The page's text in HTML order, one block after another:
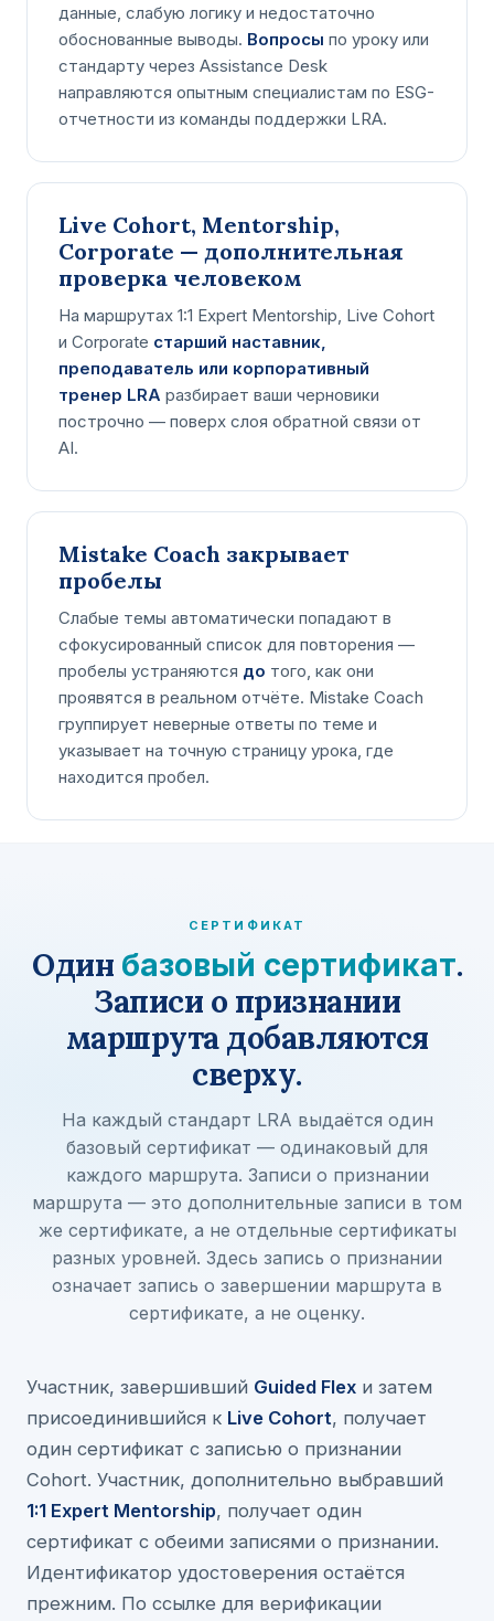
данные, слабую логику и недостаточно
обоснованные выводы. Вопросы по уроку или
стандарту через Assistance Desk
направляются опытным специалистам по ESG-
отчетности из команды поддержки LRA.
Live Cohort, Mentorship,
Corporate — дополнительная
проверка человеком
На маршрутах 1:1 Expert Mentorship, Live Cohort
и Corporate старший наставник,
преподаватель или корпоративный
тренер LRA разбирает ваши черновики
построчно — поверх слоя обратной связи от
AI.
Mistake Coach закрывает
пробелы
Слабые темы автоматически попадают в
сфокусированный список для повторения —
пробелы устраняются до того, как они
проявятся в реальном отчёте. Mistake Coach
группирует неверные ответы по теме и
указывает на точную страницу урока, где
находится пробел.
СЕРТИФИКАТ
Один базовый сертификат.
Записи о признании
маршрута добавляются
сверху.
На каждый стандарт LRA выдаётся один
базовый сертификат — одинаковый для
каждого маршрута. Записи о признании
маршрута — это дополнительные записи в том
же сертификате, а не отдельные сертификаты
разных уровней. Здесь запись о признании
означает запись о завершении маршрута в
сертификате, а не оценку.
Участник, завершивший Guided Flex и затем
присоединившийся к Live Cohort, получает
один сертификат с записью о признании
Cohort. Участник, дополнительно выбравший
1:1 Expert Mentorship, получает один
сертификат с обеими записями о признании.
Идентификатор удостоверения остаётся
прежним. По ссылке для верификации